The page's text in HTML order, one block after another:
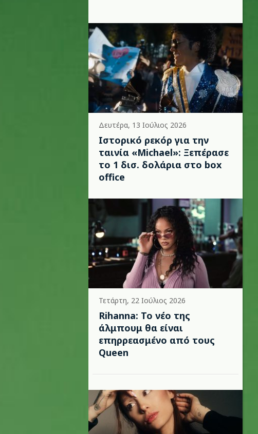
Δευτέρα, 13 Ιούλιος 2026
Ιστορικό ρεκόρ για την
ταινία «Michael»: Ξεπέρασε
το 1 δισ. δολάρια στο box
office
Τετάρτη, 22 Ιούλιος 2026
Rihanna: Το νέο της
άλμπουμ θα είναι
επηρρεασμένο από τους
Queen